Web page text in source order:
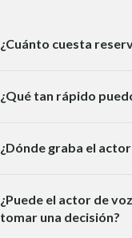
¿Cuánto cuesta
¿Qué tan rápido
¿Dónde graba el
¿Puede el actor de
tomar una decisión?